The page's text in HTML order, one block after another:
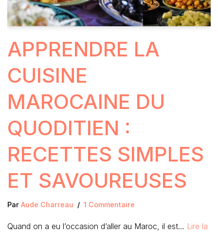
APPRENDRE LA
CUISINE
MAROCAINE DU
QUODITIEN :
RECETTES SIMPLES
ET SAVOUREUSES
Par Aude Charreau 1 Commentaire
Quand on a eu l’occasion d’aller au Maroc, il est… Lire la